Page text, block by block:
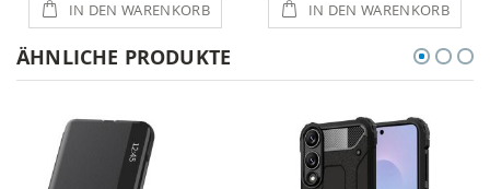
IN DEN WARENKORB IN DEN WARENKORB
ÄHNLICHE PRODUKTE